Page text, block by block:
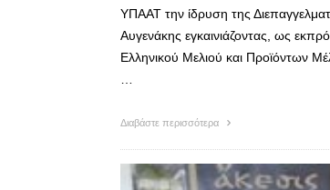
ΥΠΑΑΤ την ίδρυση της
Αυγενάκης εγκαινιάζοντας, ως
Ελληνικού Μελιού και Προϊόντων
Διαβάστε περισσότερα